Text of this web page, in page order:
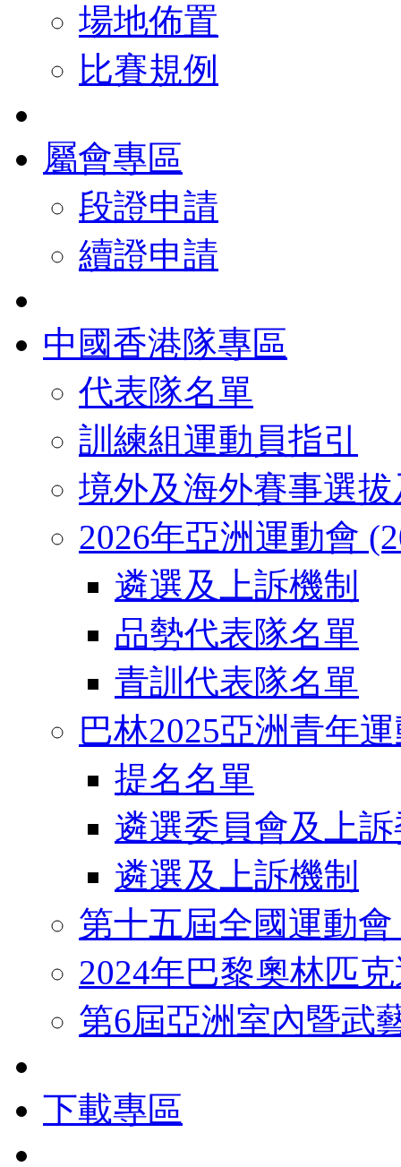
場地佈置
比賽規例
屬會專區
段證申請
續證申請
中國香港隊專區
代表隊名單
訓練組運動員指引
境外及海外賽事選
2026年亞洲運動會
遴選及上訴機制
品勢代表隊名單
青訓代表隊名單
巴林2025亞洲青年
提名名單
遴選委員會及上
遴選及上訴機制
第十五屆全國運動
2024年巴黎奧林匹
第6屆亞洲室內暨武
下載專區